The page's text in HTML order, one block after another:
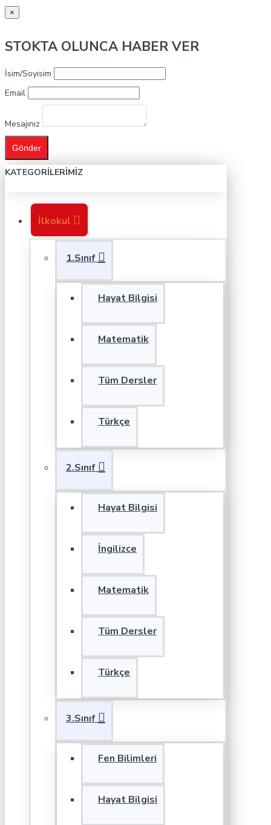
×
STOKTA OLUNCA HABER VER
İsim/Soyisim
Email
Mesajınız
Gönder
KATEGORILERIMIZ
İlkokul
1.Sınıf
Hayat Bilgisi
Matematik
Tüm Dersler
Türkçe
2.Sınıf
Hayat Bilgisi
İngilizce
Matematik
Tüm Dersler
Türkçe
3.Sınıf
Fen Bilimleri
Hayat Bilgisi